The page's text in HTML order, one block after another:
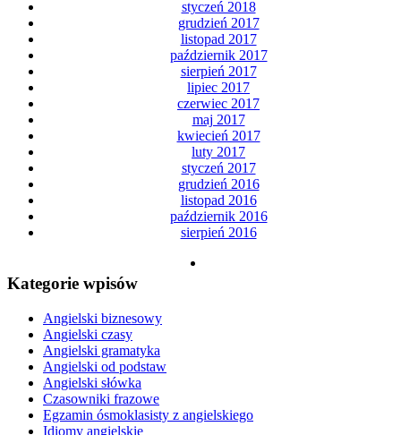
styczeń 2018
grudzień 2017
listopad 2017
październik 2017
sierpień 2017
lipiec 2017
czerwiec 2017
maj 2017
kwiecień 2017
luty 2017
styczeń 2017
grudzień 2016
listopad 2016
październik 2016
sierpień 2016
Kategorie wpisów
Angielski biznesowy
Angielski czasy
Angielski gramatyka
Angielski od podstaw
Angielski słówka
Czasowniki frazowe
Egzamin ósmoklasisty z angielskiego
Idiomy angielskie